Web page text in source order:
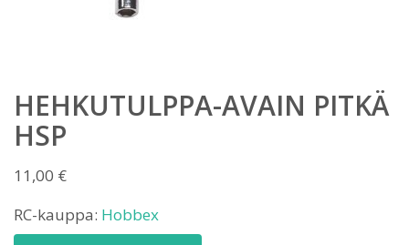
HEHKUTULPPA-AVAIN PITKÄ
HSP
11,00 €
RC-kauppa: Hobbex